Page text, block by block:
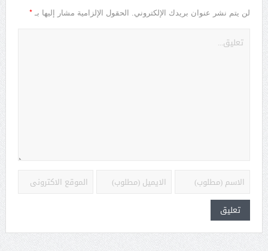
لن يتم نشر عنوان بريدك الإلكتروني. الحقول الإلزامية مشار إليها بـ *